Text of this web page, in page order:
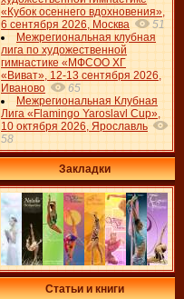
«Кубок осеннего вдохновения»,
6 сентября 2026, Москва
51
Межрегиональная клубная
лига по художественной
гимнастике «МФСОО ХГ
«Виват», 12-13 сентября 2026,
Иваново
65
Межрегиональная Клубная
Лига «Flamingo Yaroslavl Cup»,
10 октября 2026, Ярославль
58
Закладки
Статьи и книги